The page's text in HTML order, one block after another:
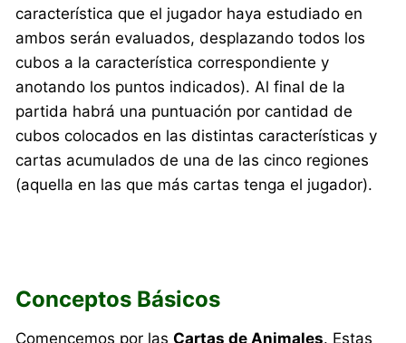
característica que el jugador haya estudiado en
ambos serán evaluados, desplazando todos los
cubos a la característica correspondiente y
anotando los puntos indicados). Al final de la
partida habrá una puntuación por cantidad de
cubos colocados en las distintas características y
cartas acumulados de una de las cinco regiones
(aquella en las que más cartas tenga el jugador).
Conceptos Básicos
Comencemos por lasCartas de Animales. Estas